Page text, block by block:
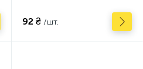
92 ₴ /шт.